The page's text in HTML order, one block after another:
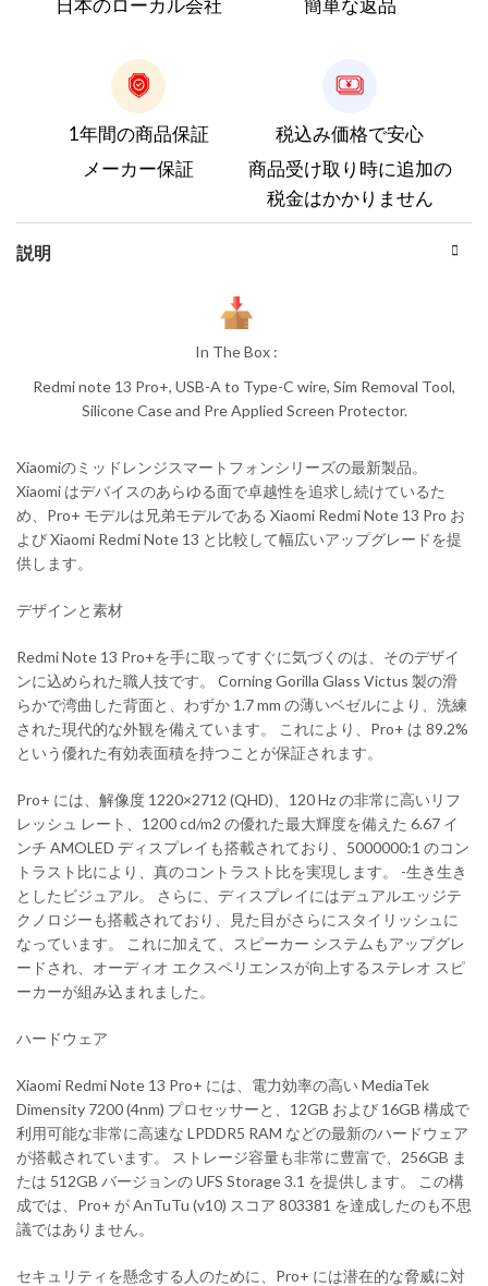
日本のローカル会社
簡単な返品
1年間の商品保証
メーカー保証
税込み価格で安心
商品受け取り時に追加の
税金はかかりません
説明
In The Box :
Redmi note 13 Pro+, USB-A to Type-C wire, Sim Removal Tool,
Silicone Case and Pre Applied Screen Protector.
Xiaomiのミッドレンジスマートフォンシリーズの最新製品。
Xiaomi はデバイスのあらゆる面で卓越性を追求し続けているた
め、Pro+ モデルは兄弟モデルである Xiaomi Redmi Note 13 Pro お
よび Xiaomi Redmi Note 13 と比較して幅広いアップグレードを提
供します。
デザインと素材
Redmi Note 13 Pro+を手に取ってすぐに気づくのは、そのデザイ
ンに込められた職人技です。 Corning Gorilla Glass Victus 製の滑
らかで湾曲した背面と、わずか 1.7 mm の薄いベゼルにより、洗練
された現代的な外観を備えています。 これにより、Pro+ は 89.2%
という優れた有効表面積を持つことが保証されます。
Pro+ には、解像度 1220×2712 (QHD)、120 Hz の非常に高いリフ
レッシュ レート、1200 cd/m2 の優れた最大輝度を備えた 6.67 イ
ンチ AMOLED ディスプレイも搭載されており、5000000:1 のコン
トラスト比により、真のコントラスト比を実現します。 -生き生き
としたビジュアル。 さらに、ディスプレイにはデュアルエッジテ
クノロジーも搭載されており、見た目がさらにスタイリッシュに
なっています。 これに加えて、スピーカー システムもアップグレ
ードされ、オーディオ エクスペリエンスが向上するステレオ スピ
ーカーが組み込まれました。
ハードウェア
Xiaomi Redmi Note 13 Pro+ には、電力効率の高い MediaTek
Dimensity 7200 (4nm) プロセッサーと、12GB および 16GB 構成で
利用可能な非常に高速な LPDDR5 RAM などの最新のハードウェア
が搭載されています。 ストレージ容量も非常に豊富で、256GB ま
たは 512GB バージョンの UFS Storage 3.1 を提供します。 この構
成では、Pro+ が AnTuTu (v10) スコア 803381 を達成したのも不思
議ではありません。
セキュリティを懸念する人のために、Pro+ には潜在的な脅威に対